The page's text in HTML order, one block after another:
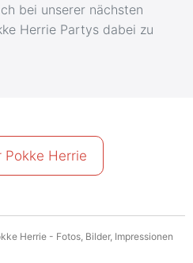
bei unserer nächsten
Herrie Partys dabei zu
Pokke Herrie
Herrie - Fotos, Bilder, Impressionen